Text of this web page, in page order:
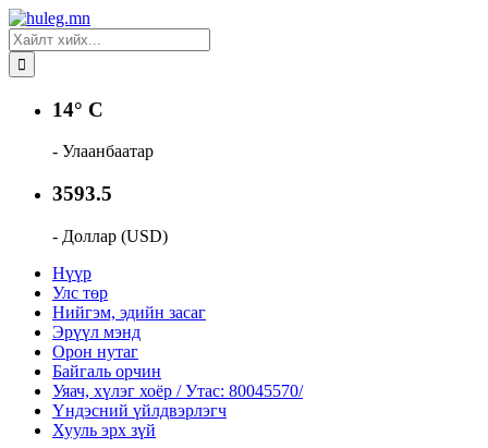
14° C
- Улаанбаатар
3593.5
- Доллар (USD)
Нүүр
Улс төр
Нийгэм, эдийн засаг
Эрүүл мэнд
Орон нутаг
Байгаль орчин
Уяач, хүлэг хоёр / Утас: 80045570/
Үндэсний үйлдвэрлэгч
Хууль эрх зүй